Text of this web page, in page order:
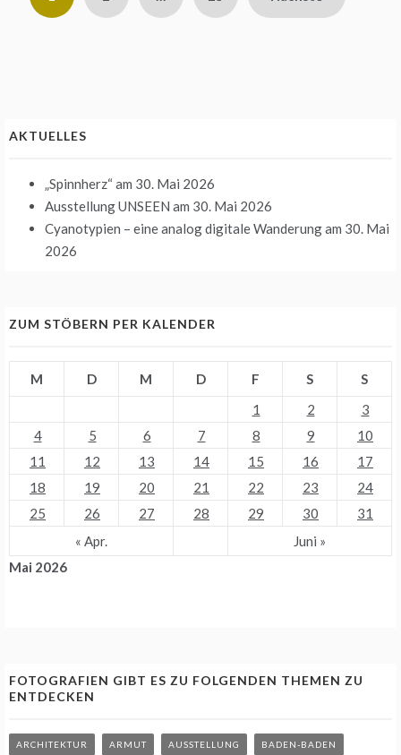
AKTUELLES
„Spinnherz“ am 30. Mai 2026
Ausstellung UNSEEN am 30. Mai 2026
Cyanotypien – eine analog digitale Wanderungam 30. Mai
2026
ZUM STÖBERN PER KALENDER
Mai 2026
M D M D F S
S
1
2
3
4
5 6 7 8 9
10
11
12 13 14 15 16
17
18
19 20 21 22 23
24
25
26 27 28 29 30
31
« Apr.
Juni »
FOTOGRAFIEN GIBT ES ZU FOLGENDEN THEMEN ZU
ENTDECKEN
ARCHITEKTUR ARMUT AUSSTELLUNG BADEN-BADEN